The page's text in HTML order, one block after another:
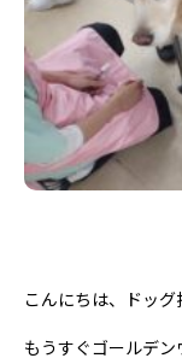
こんにちは、ドッグ
もうすぐゴールデン